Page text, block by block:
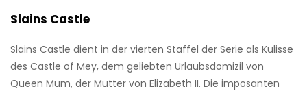
Slains Castle
Slains Castle dient in der vierten Staffel der Serie als Kulisse
des Castle of Mey, dem geliebten Urlaubsdomizil von
Queen Mum, der Mutter von Elizabeth II. Die imposanten